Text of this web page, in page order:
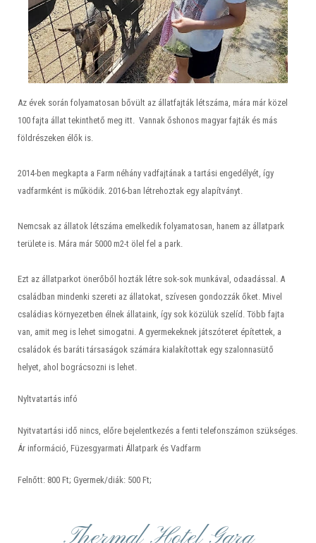
Az évek során folyamatosan bővült az állatfajták létszáma, mára már közel
100 fajta állat tekinthető meg itt. Vannak őshonos magyar fajták és más
földrészeken élők is.
2014-ben megkapta a Farm néhány vadfajtának a tartási engedélyét, így
vadfarmként is működik. 2016-ban létrehoztak egy alapítványt.
Nemcsak az állatok létszáma emelkedik folyamatosan, hanem az állatpark
területe is. Mára már 5000 m2-t ölel fel a park.
Ezt az állatparkot önerőből hozták létre sok-sok munkával, odaadással. A
családban mindenki szereti az állatokat, szívesen gondozzák őket. Mivel
családias környezetben élnek állataink, így sok közülük szelíd. Több fajta
van, amit meg is lehet simogatni. A gyermekeknek játszóteret építettek, a
családok és baráti társaságok számára kialakítottak egy szalonnasütő
helyet, ahol bográcsozni is lehet.
Nyltvatartás infó
Nyitvatartási idő nincs, előre bejelentkezés a fenti telefonszámon szükséges.
Ár információ, Füzesgyarmati Állatpark és Vadfarm
Felnőtt: 800 Ft; Gyermek/diák: 500 Ft;